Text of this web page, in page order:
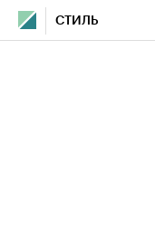
СТИЛЬ